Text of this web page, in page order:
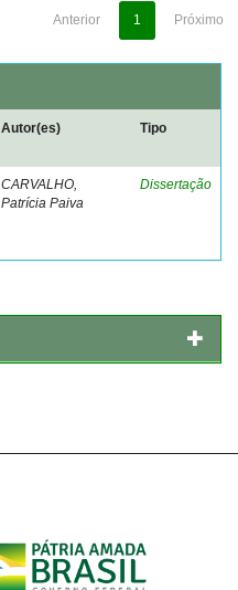
Anterior 1 Próximo
Autor(es) Tipo
CARVALHO,
Patrícia Paiva
Dissertação